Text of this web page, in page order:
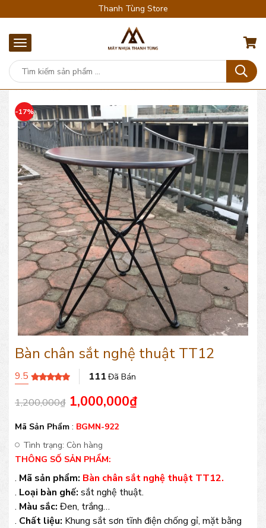
Thanh Tùng Store
-17%
Bàn chân sắt nghệ thuật TT12
9.5 111 Đã Bán
1,200,000₫ 1,000,000₫
Mã Sản Phẩm : BGMN-922
Tình trạng: Còn hàng
THÔNG SỐ SẢN PHẨM:
. Mã sản phẩm: Bàn chân sắt nghệ thuật TT12.
. Loại bàn ghế: sắt nghệ thuật.
. Màu sắc: Đen, trắng…
. Chất liệu: Khung sắt sơn tĩnh điện chống gỉ, mặt bằng